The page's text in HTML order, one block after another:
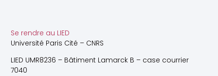
Se rendre au LIED
Université Paris Cité – CNRS
LIED UMR8236 – Bâtiment Lamarck B – case courrier
7040